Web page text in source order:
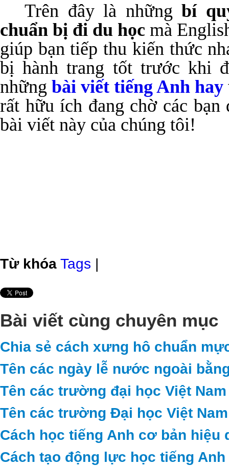
Trên đây là những bí
chuẩn bị đi du học mà
giúp bạn tiếp thu kiến thức
bị hành trang tốt trước khi
những bài viết tiếng Anh hay
rất hữu ích đang chờ các
bài viết này của chúng tôi!
Từ khóa Tags |
Bài viết cùng chuyên mục
Chia sẻ cách xưng hô chuẩn
Tên các ngày lễ nước ngoài
Tên các trường đại học Việt
Tên các trường Đại học Việt
Cách học tiếng Anh cơ bản hiệu
Cách tạo động lực học tiếng